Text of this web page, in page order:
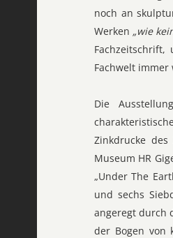
noch an
Werken „wie
Fachwelt
Die
Zinkdrucke
Museum HR
„Under The
und sechs
angeregt durch
der Bogen von